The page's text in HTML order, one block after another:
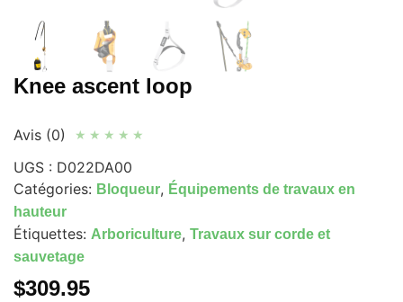
Knee ascent loop
Avis (0) ★ ★ ★ ★ ★
UGS : D022DA00
Catégories: Bloqueur, Équipements de travaux en
hauteur
Étiquettes: Arboriculture, Travaux sur corde et
sauvetage
$309.95